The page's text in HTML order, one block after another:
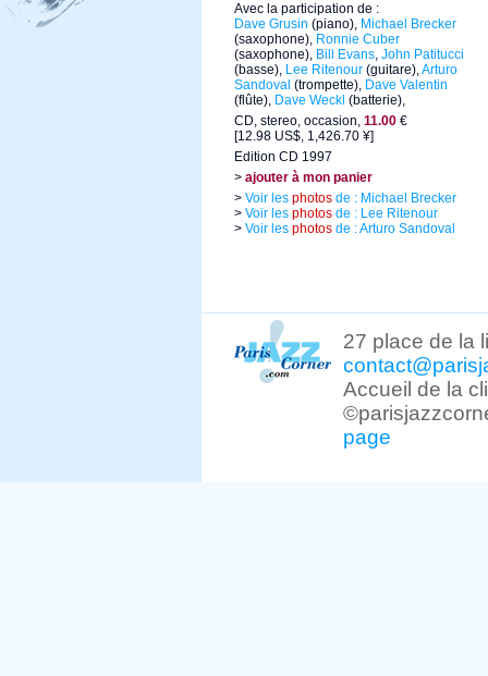
Avec la participation de :
Dave Grusin (piano), Michael Brecker
(saxophone), Ronnie Cuber
(saxophone), Bill Evans, John Patitucci
(basse), Lee Ritenour (guitare),Arturo
Sandoval (trompette), Dave Valentin
(flûte), Dave Weckl (batterie),
CD, stereo, occasion, 11.00 €
[12.98 US$, 1,426.70 ¥]
Edition CD 1997
> ajouter à mon panier
> Voir les photos de : Michael Brecker
> Voir les photos de : Lee Ritenour
> Voir les photos de : Arturo Sandoval
27 place de la
Accueil de la
page